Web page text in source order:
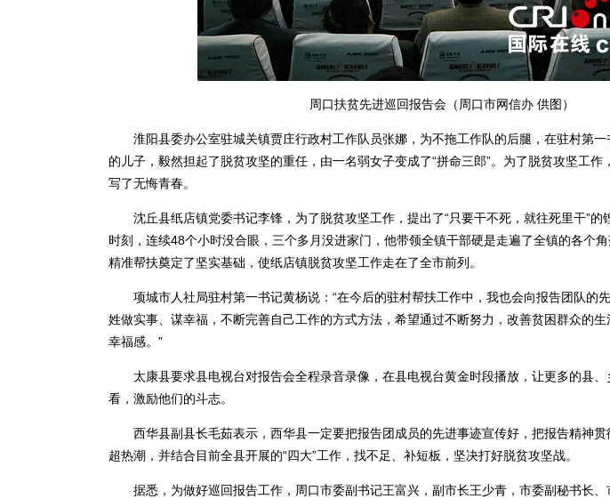
周口扶贫先进巡回报告会（周口市网信办 供图）
淮阳县委办公室驻城关镇贾庄行政村工作队员张娜，为不拖工作队的后腿，在驻村第一
的儿子，毅然担起了脱贫攻坚的重任，由一名弱女子变成了“拼命三郎”。为了脱贫攻坚工作
写了无悔青春。
沈丘县纸店镇党委书记李锋，为了脱贫攻坚工作，提出了“只要干不死，就往死里干”的
时刻，连续48个小时没合眼，三个多月没进家门，他带领全镇干部硬是走遍了全镇的各个角
精准帮扶奠定了坚实基础，使纸店镇脱贫攻坚工作走在了全市前列。
项城市人社局驻村第一书记黄杨说：“在今后的驻村帮扶工作中，我也会向报告团队的
姓做实事、谋幸福，不断完善自己工作的方式方法，希望通过不断努力，改善贫困群众的生
幸福感。”
太康县要求县电视台对报告会全程录音录像，在县电视台黄金时段播放，让更多的县、
看，激励他们的斗志。
西华县副县长毛茹表示，西华县一定要把报告团成员的先进事迹宣传好，把报告精神贯
超热潮，并结合目前全县开展的“四大”工作，找不足、补短板，坚决打好脱贫攻坚战。
据悉，为做好巡回报告工作，周口市委副书记王富兴，副市长王少青，市委副秘书长、